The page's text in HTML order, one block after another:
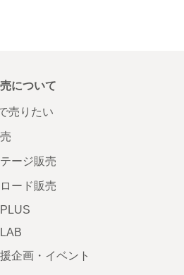
について
売りたい
ージ販売
ード販売
企画・イベント